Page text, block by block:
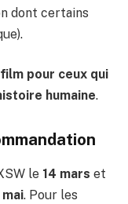
dont certains
).
pour ceux qui
humaine.
le 14 mars et
mai. Pour les